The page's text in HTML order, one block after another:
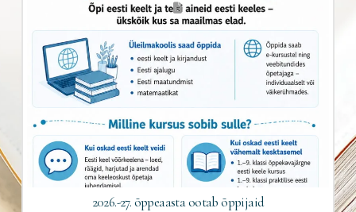
2026.-27. õppeaasta ootab õppijaid